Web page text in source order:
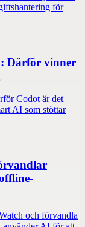
för
Därför vinner
Codot är det
AI som stöttar
och förvandla